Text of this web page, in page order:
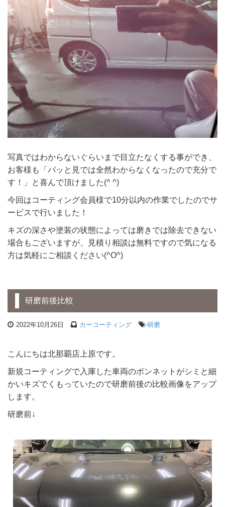
写真ではわからないぐらいまで目立たなくする事ができ、
お客様も「パッと見では全然わからなくなったので充分で
す！」と喜んで頂けました(^ ^)
今回はコーティング会員様で10分以内の作業でしたのでサ
ービスで行いました！
キズの深さや塗装の状態によっては磨きでは除去できない
場合もございますが、見積り相談は無料ですので気になる
方は気軽にご相談ください(^O^)
研磨前後比較
2022年10月26日 カーコーティング 研磨
こんにちは北那覇店上原です。
新規コーティングで入庫した車両のボンネットがシミと細
かいキズでくもっていたので研磨前後の比較画像をアップ
します。
研磨前↓